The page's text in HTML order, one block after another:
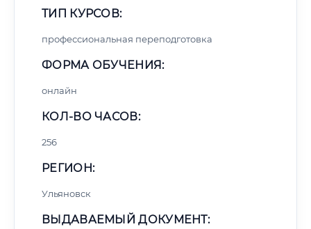
ТИП КУРСОВ:
профессиональная переподготовка
ФОРМА ОБУЧЕНИЯ:
онлайн
КОЛ-ВО ЧАСОВ:
256
РЕГИОН:
Ульяновск
ВЫДАВАЕМЫЙ ДОКУМЕНТ: